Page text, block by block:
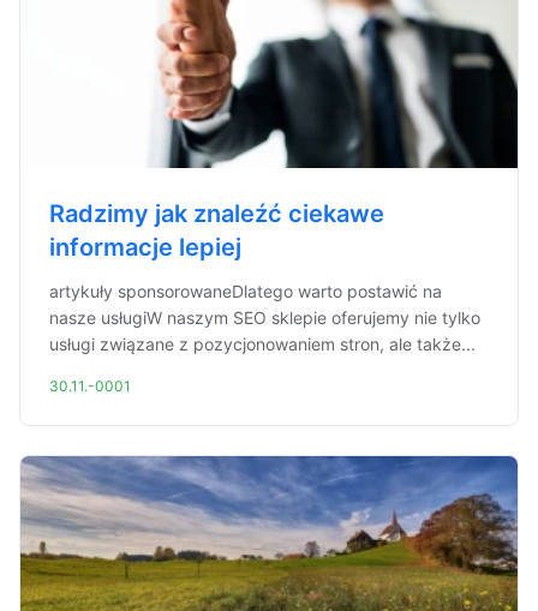
Radzimy jak znaleźć ciekawe
informacje lepiej
artykuły sponsorowaneDlatego warto postawić na
nasze usługiW naszym SEO sklepie oferujemy nie tylko
usługi związane z pozycjonowaniem stron, ale także...
30.11.-0001